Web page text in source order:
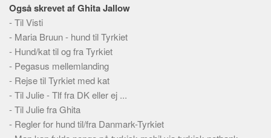
Om
Webstedet
Forhistorien
Redigering
Tekstannoncer
Bannere
Hjælp
Også skrevet af Ghita Jallow
-Til Visti
- Maria Bruun - hund til Tyrkiet
- Hund/kat til og fra Tyrkiet
- Pegasus mellemlanding
- Rejse til Tyrkiet med kat
-Til Julie - Tlf fra DK eller ej ...
-Til Julie fra Ghita
- Regler for hund til/fra Danmark-Tyrkiet